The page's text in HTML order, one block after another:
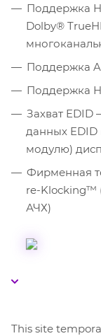
Поддержка
Dolby®
Поддержка
Поддержка
Захват EDID
данных
модулю)
Фирменная
re-Klocking™
АЧХ)
This site